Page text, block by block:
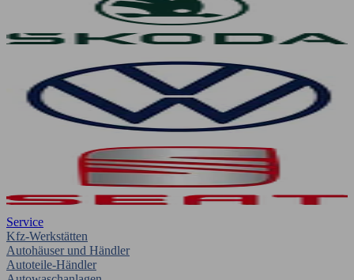
Service
Kfz-Werkstätten
Autohäuser und Händler
Autoteile-Händler